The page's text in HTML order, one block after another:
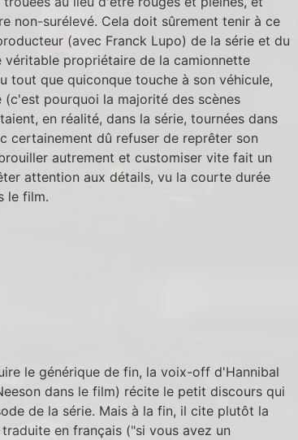
non-surélevé. Cela doit sûrement tenir à ce
(avec Franck Lupo) de la série et du
propriétaire de la camionnette
tout que quiconque touche à son véhicule,
(c'est pourquoi la majorité des scènes
en réalité, dans la série, tournées dans
certainement dû refuser de reprêter son
autrement et customiser vite fait un
attention aux détails, vu la courte durée
le film.
le générique de fin, la voix-off d'Hannibal
dans le film) récite le petit discours qui
de la série. Mais à la fin, il cite plutôt la
en français ("si vous avez un